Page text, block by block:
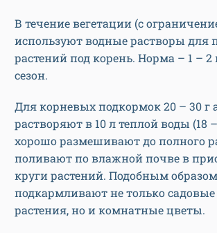
В течение вегетации (с
используют водные растворы для
растений под корень. Норма – 1 –
сезон.
Для корневых подкормок 20 – 30 г
растворяют в 10 л теплой воды (18 –
хорошо размешивают до полного
поливают по влажной почве в
круги растений. Подобным образом
подкармливают не только
растения, но и комнатные цветы.